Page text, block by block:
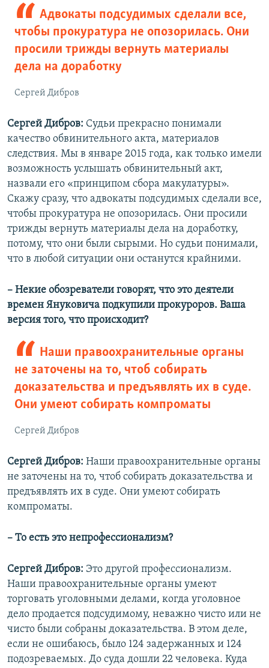
Адвокаты подсудимых сделали все,
чтобы прокуратура не опозорилась. Они
просили трижды вернуть материалы
дела на доработку
Сергей Дибров
Сергей Дибров: Судьи прекрасно понимали
качество обвинительного акта, материалов
следствия. Мы в январе 2015 года, как только имели
возможность услышать обвинительный акт,
назвали его «принципом сбора макулатуры».
Скажу сразу, что адвокаты подсудимых сделали все,
чтобы прокуратура не опозорилась. Они просили
трижды вернуть материалы дела на доработку,
потому, что они были сырыми. Но судьи понимали,
что в любой ситуации они останутся крайними.
– Некие обозреватели говорят, что это деятели
времен Януковича подкупили прокуроров. Ваша
версия того, что происходит?
Наши правоохранительные органы
не заточены на то, чтоб собирать
доказательства и предъявлять их в суде.
Они умеют собирать компроматы
Сергей Дибров
Сергей Дибров: Наши правоохранительные органы
не заточены на то, чтоб собирать доказательства и
предъявлять их в суде. Они умеют собирать
компроматы.
– То есть это непрофессионализм?
Сергей Дибров: Это другой профессионализм.
Наши правоохранительные органы умеют
торговать уголовными делами, когда уголовное
дело продается подсудимому, неважно чисто или не
чисто были собраны доказательства. В этом деле,
если не ошибаюсь, было 124 задержанных и 124
подозреваемых. До суда дошли 22 человека. Куда